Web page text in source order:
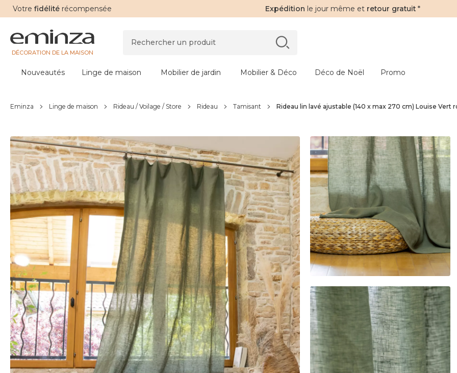
Votre fidélité récompensée Expédition le jour même et retour gratuit *
DÉCORATION DE LA MAISON
Nouveautés Linge de maison Mobilier de jardin Mobilier & Déco Déco de Noël Promo
Eminza Linge de maison Rideau / Voilage / Store Rideau Tamisant Rideau lin lavé ajustable (140 x max 270 cm) Louise Vert